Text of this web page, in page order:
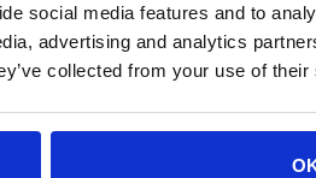
social media features and to
advertising and analytics
collected from your use of
Proteção
Obtenha
segurança
pelo